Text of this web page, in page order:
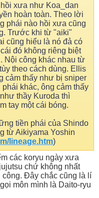
xưa như Koa_dan
hoàn toàn. Theo lời
phái nào hồi xưa cũng
Trước khi từ "aiki"
cũng hiểu là nó đả có
đó không riêng biệt
Nội công khác nhau từ
theo cách dùng. Ellis
cảm thấy như bị sniper
khác, ông cảm thấy
thầy Kuroda thì
tay một cái bóng.
tiền phái của Shindo
từ Aikiyama Yoshin
lineage.htm)
các koryu ngày xưa
chứ không nhất
Đây chắc cũng là lí
môn mình là Daito-ryu